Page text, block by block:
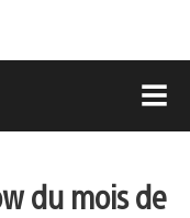
du mois de